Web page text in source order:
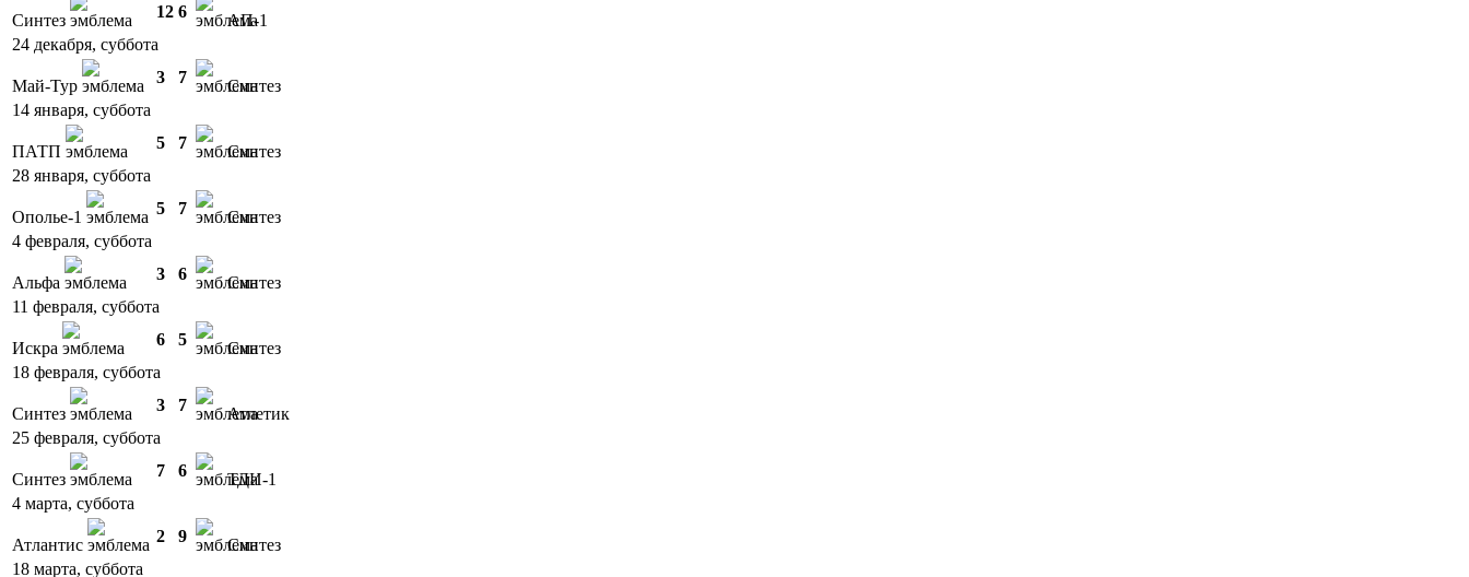
Синтез 12 6
АП-1
24 декабря, суббота
Май-Тур 3 7
Синтез
14 января, суббота
ПАТП 5 7
Синтез
28 января, суббота
Ополье-1 5 7
Синтез
4 февраля, суббота
Альфа 3 6
Синтез
11 февраля, суббота
Искра 6 5
Синтез
18 февраля, суббота
Синтез 3 7
Атлетик
25 февраля, суббота
Синтез 7 6
ТДИ-1
4 марта, суббота
Атлантис 2 9
Синтез
18 марта, суббота